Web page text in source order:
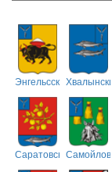
Энгельсский
Саратовский